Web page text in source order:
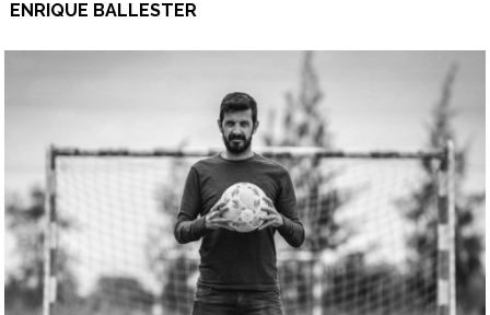
ENRIQUE BALLESTER